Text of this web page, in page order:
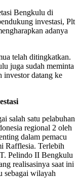
Bengkulu di
investasi, Plt
adanya
telah ditingkatkan.
juga sudah meminta
investor datang ke
salah satu pelabuhan
regional 2 oleh
dalam pemacu
Rafflesia. Terlebih
Pelindo II Bengkulu
realisasinya saat ini
sebagai wilayah